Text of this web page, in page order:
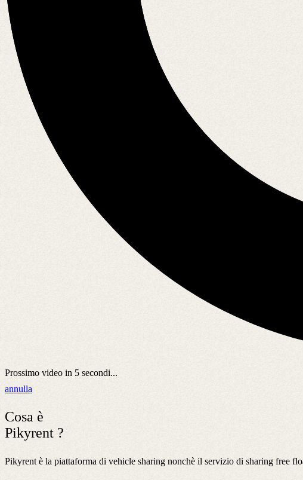
Prossimo video in 5 secondi...
annulla
Cosa è
Pikyrent ?
Pikyrent è la piattaforma di vehicle sharing nonchè il servizio di sharing free